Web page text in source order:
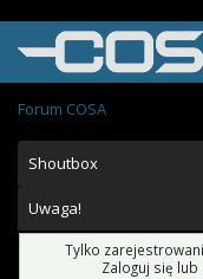
Forum COSA
Shoutbox
Uwaga!
Tylko
Zaloguj się lub